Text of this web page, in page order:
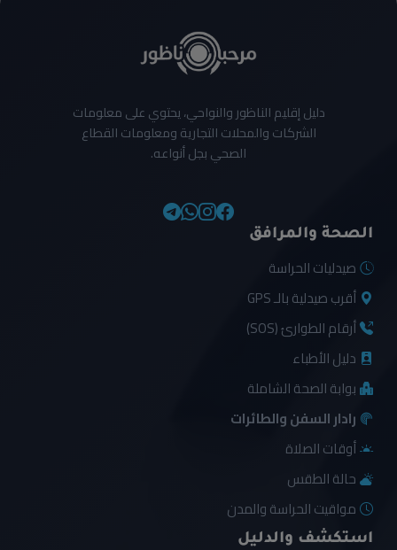
دليل إقليم الناظور والنواحي، يحتوي على معلومات
الشركات والمحلات التجارية ومعلومات القطاع
الصحي بجل أنواعه.
الصحة والمرافق
صيدليات الحراسة
أقرب صيدلية بالـ GPS
أرقام الطوارئ (SOS)
دليل الأطباء
بوابة الصحة الشاملة
رادار السفن والطائرات
أوقات الصلاة
حالة الطقس
مواقيت الحراسة والمدن
استكشف والدليل